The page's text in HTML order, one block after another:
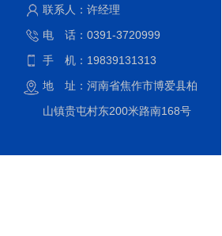
联系人：许经理
电 话：0391-3720999
手 机：19839131313
地 址：河南省焦作市博爱县柏
山镇贵屯村东200米路南168号